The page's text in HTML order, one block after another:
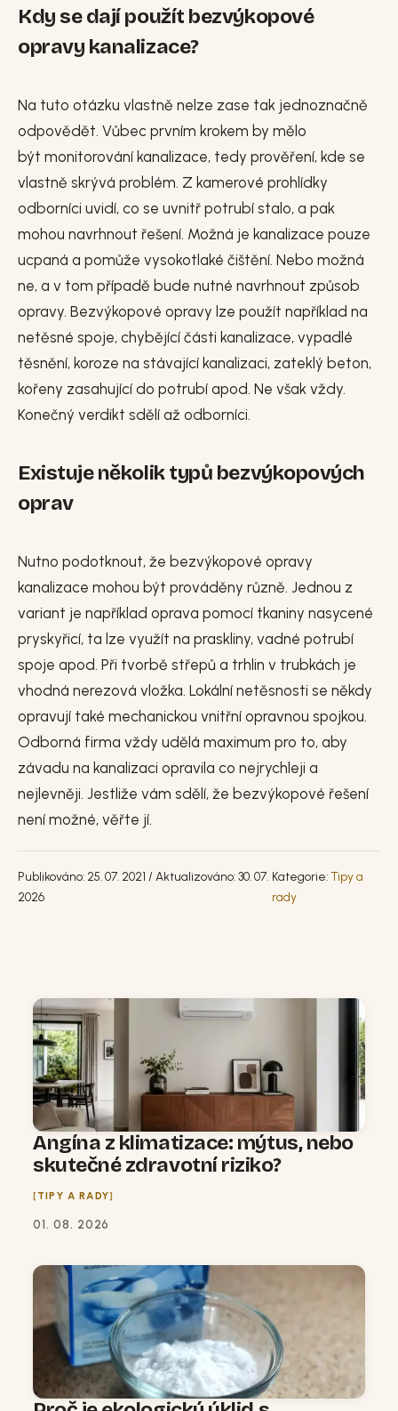
Kdy se dají použít bezvýkopové
opravy kanalizace?
Na tuto otázku vlastně nelze zase tak jednoznačně
odpovědět. Vůbec prvním krokem by mělo
být monitorování kanalizace, tedy prověření, kde se
vlastně skrývá problém. Z kamerové prohlídky
odborníci uvidí, co se uvnitř potrubí stalo, a pak
mohou navrhnout řešení. Možná je kanalizace pouze
ucpaná a pomůže vysokotlaké čištění. Nebo možná
ne, a v tom případě bude nutné navrhnout způsob
opravy. Bezvýkopové opravy lze použít například na
netěsné spoje, chybějící části kanalizace, vypadlé
těsnění, koroze na stávající kanalizaci, zateklý beton,
kořeny zasahující do potrubí apod. Ne však vždy.
Konečný verdikt sdělí až odborníci.
Existuje několik typů bezvýkopových
oprav
Nutno podotknout, že bezvýkopové opravy
kanalizace mohou být prováděny různě. Jednou z
variant je například oprava pomocí tkaniny nasycené
pryskyřicí, ta lze využít na praskliny, vadné potrubí
spoje apod. Při tvorbě střepů a trhlin v trubkách je
vhodná nerezová vložka. Lokální netěsnosti se někdy
opravují také mechanickou vnitřní opravnou spojkou.
Odborná firma vždy udělá maximum pro to, aby
závadu na kanalizaci opravila co nejrychleji a
nejlevněji. Jestliže vám sdělí, že bezvýkopové řešení
není možné, věřte jí.
Publikováno: 25. 07. 2021 / Aktualizováno: 30. 07.
2026
Kategorie:Tipy a
rady
Angína z klimatizace: mýtus, nebo
skutečné zdravotní riziko?
TIPY A RADY
01. 08. 2026